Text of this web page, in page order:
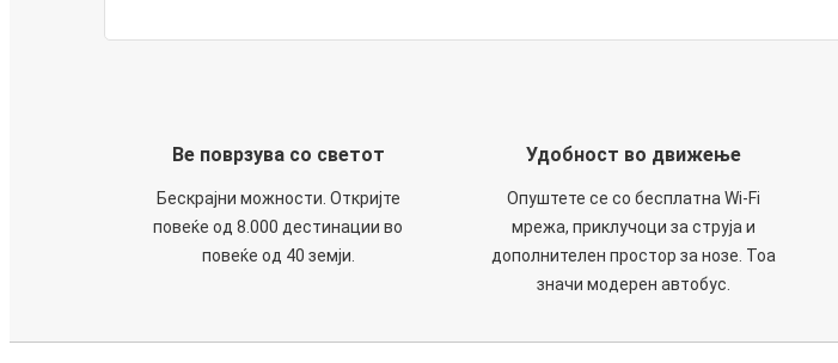
Ве поврзува со светот
Бескрајни можности. Откријте
повеќе од 8.000 дестинации во
повеќе од 40 земји.
Удобност во движење
Опуштете се со бесплатна Wi-Fi
мрежа, приклучоци за струја и
дополнителен простор за нозе. Тоа
значи модерен автобус.